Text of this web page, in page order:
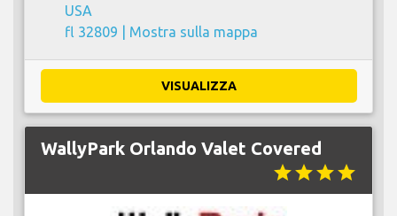
USA
fl 32809 | Mostra sulla mappa
VISUALIZZA
WallyPark Orlando Valet Covered
starstarstarstar